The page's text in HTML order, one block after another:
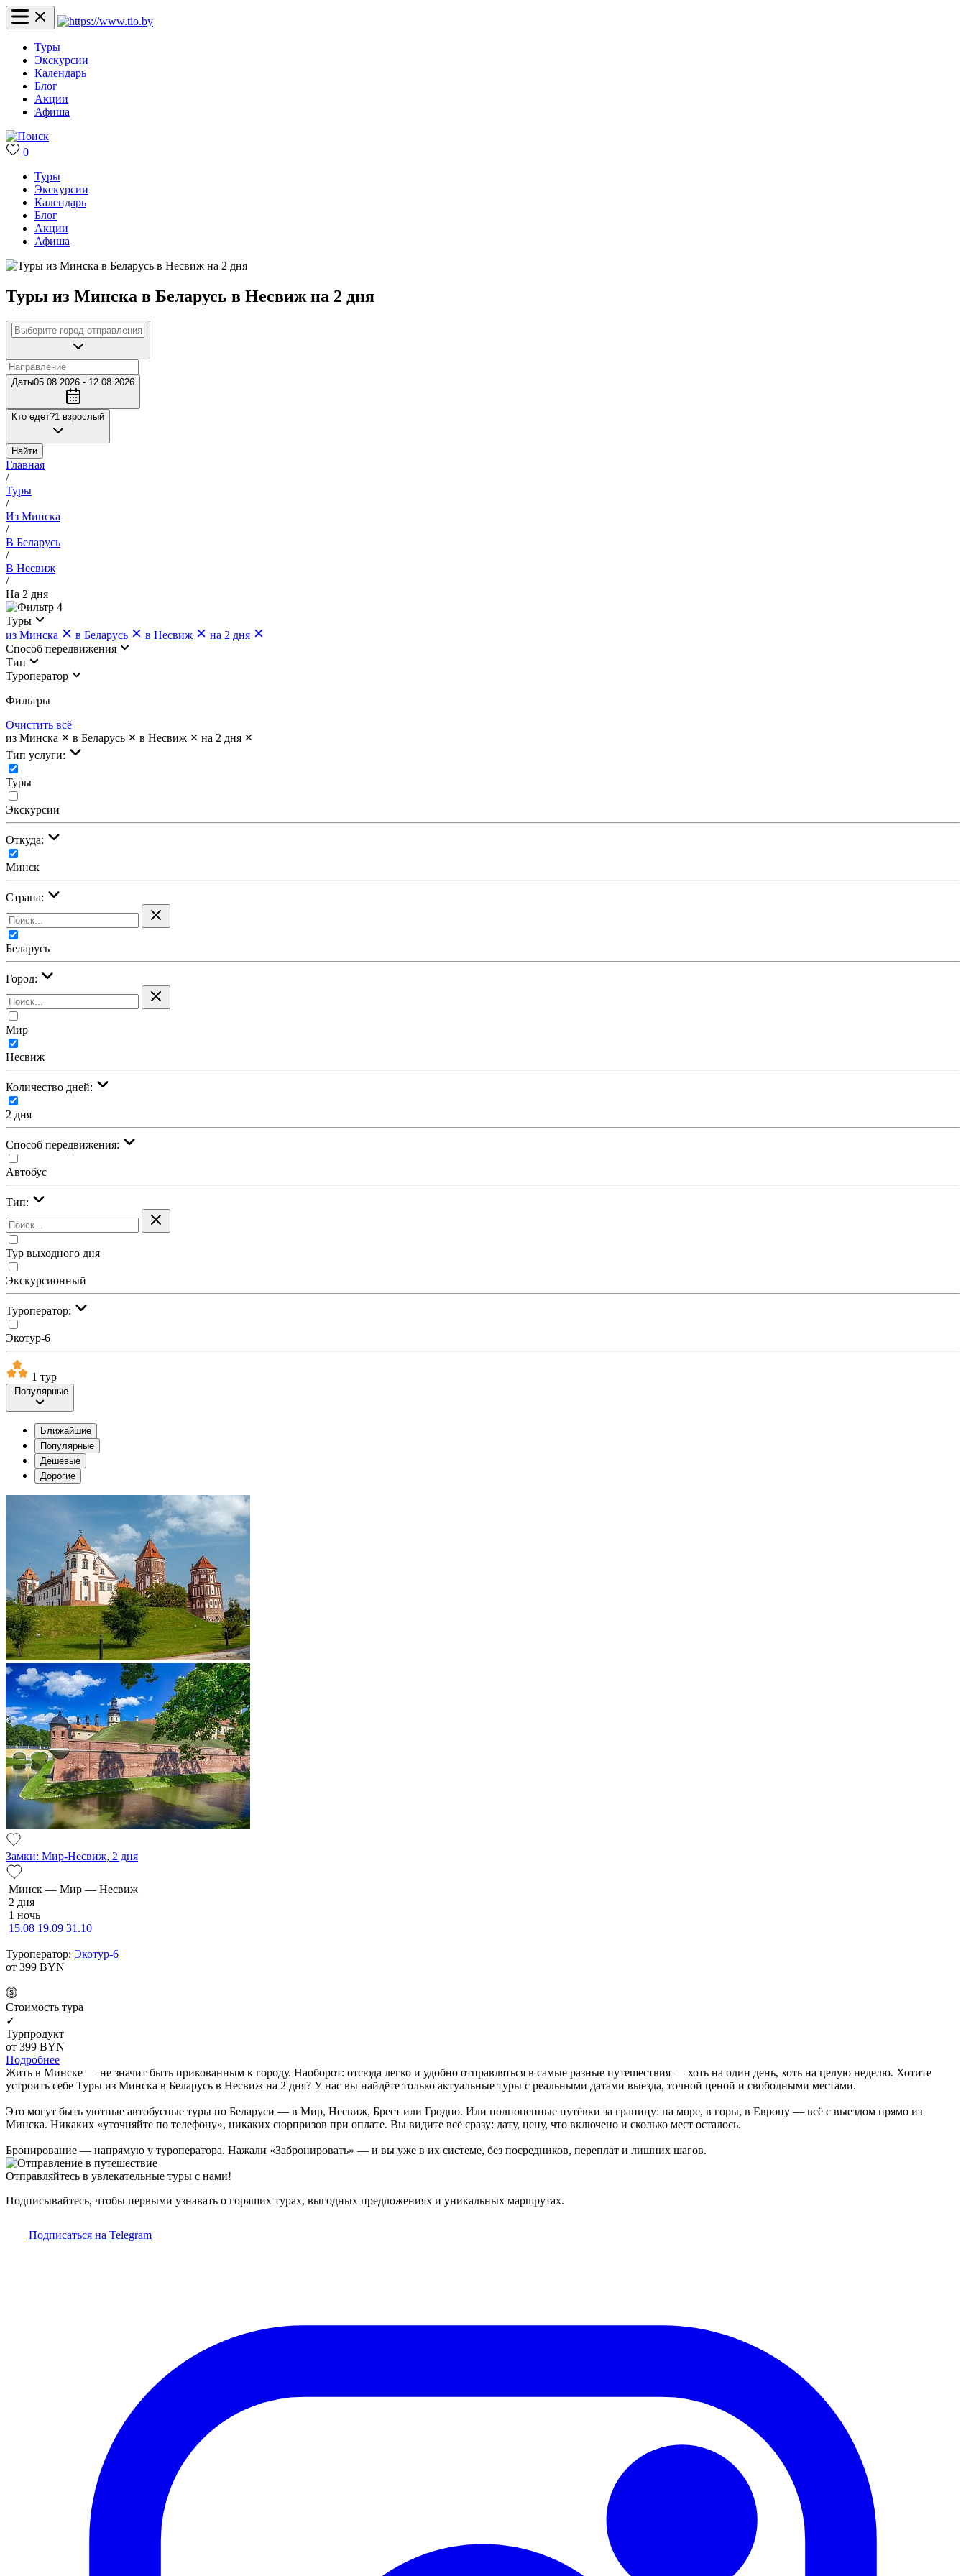
Туры
Экскурсии
Календарь
Блог
Акции
Афиша
0
Туры
Экскурсии
Календарь
Блог
Акции
Афиша
Туры из Минска в Беларусь в Несвиж на 2 дня
Даты05.08.2026 - 12.08.2026
Кто едет?1 взрослый
Найти
Главная
/
Туры
/
Из Минска
/
В Беларусь
/
В Несвиж
/
На 2 дня
4
Туры
из Минска
в Беларусь в Несвиж
на 2 дня
Cпособ передвижения
Тип
Туроператор
Фильтры
Очистить всё
из Минска
в Беларусь в Несвиж
на 2 дня
Тип услуги:
Туры
Экскурсии
Откуда:
Минск
Страна:
Беларусь
Город:
Мир
Несвиж
Количество дней:
2 дня
Cпособ передвижения:
Автобус
Тип:
Тур выходного дня
Экскурсионный
Туроператор:
Экотур-6
1 тур
Популярные
Ближайшие
Популярные
Дешевые
Дорогие
Замки: Мир-Несвиж, 2 дня
Минск — Мир — Несвиж
2 дня
1 ночь
15.08 19.09 31.10
Туроператор: Экотур-6
от 399 BYN
Cтоимость тура
✓
Турпродукт
от 399 BYN
Подробнее
Жить в Минске — не значит быть прикованным к городу. Наоборот: отсюда легко и удобно отправляться в самые разные путешествия — хоть на один день, хоть на целую неделю. Хотите
устроить себе Туры из Минска в Беларусь в Несвиж на 2 дня? У нас вы найдёте только актуальные туры с реальными датами выезда, точной ценой и свободными местами.
Это могут быть уютные автобусные туры по Беларуси — в Мир, Несвиж, Брест или Гродно. Или полноценные путёвки за границу: на море, в горы, в Европу — всё с выездом прямо из
Минска. Никаких «уточняйте по телефону», никаких сюрпризов при оплате. Вы видите всё сразу: дату, цену, что включено и сколько мест осталось.
Бронирование — напрямую у туроператора. Нажали «Забронировать» — и вы уже в их системе, без посредников, переплат и лишних шагов.
Отправляйтесь в увлекательные туры с нами!
Подписывайтесь, чтобы первыми узнавать о горящих турах, выгодных предложениях и уникальных маршрутах.
Подписаться на Telegram